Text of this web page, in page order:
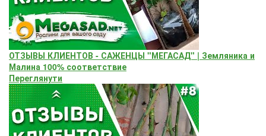
ОТЗЫВЫ КЛИЕНТОВ - САЖЕНЦЫ "МЕГАСАД" | Земляника и
Малина 100% соответствие
Переглянути